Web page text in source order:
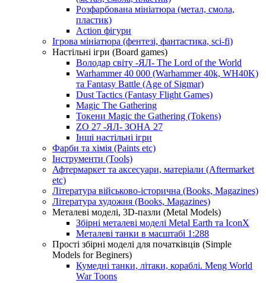
Розфарбована мініатюра (метал, смола,
пластик)
Action фігури
Ігрова мініатюра (фентезі, фантастика, sci-fi)
Настільні ігри (Board games)
Володар світу -ЯЛ- The Lord of the World
Warhammer 40 000 (Warhammer 40k, WH40K)
та Fantasy Battle (Age of Sigmar)
Dust Tactics (Fantasy Flight Games)
Magic The Gathering
Токени Magic the Gathering (Tokens)
ZO 27 -ЯЛ- ЗОНА 27
Інші настільні ігри
Фарби та хімія (Paints etc)
Інструменти (Tools)
Афтермаркет та аксесуари, матеріали (Aftermarket
etc)
Література військово-історична (Books, Magazines)
Література художня (Books, Magazines)
Металеві моделі, 3D-пазли (Metal Models)
Збірні металеві моделі Metal Earth та IconX
Металеві танки в масштабі 1:288
Прості збірні моделі для початківців (Simple
Models for Beginers)
Кумедні танки, літаки, кораблі. Meng World
War Toons